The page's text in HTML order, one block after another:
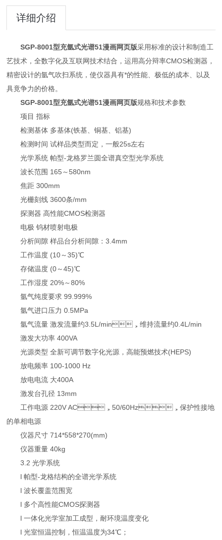
详细介绍
SGP-8001型充氩式光谱51漫画网页版采用标准的设计和制造工
艺技术，全数字化及互联网技术结合，运用高分辩率CMOS检测器，
精密设计的氩气吹扫系统，使仪器具有*的性能、极低的成本、以及
具竟争力的价格。
SGP-8001型充氩式光谱51漫画网页版规格和技术参数
项目 指标
检测基体 多基体(铁基、铜基、铝基)
检测时间 试样品类型而定，一般25s左右
光学系统 帕型-龙格罗兰圆全谱真空型光学系统
波长范围 165～580nm
焦距 300mm
光栅刻线 3600条/mm
探测器 高性能CMOS检测器
电极 钨材喷射电极
分析间隙 样品台分析间隙：3.4mm
工作温度 (10～35)℃
存储温度 (0～45)℃
工作湿度 20%～80%
氩气纯度要求 99.999%
氩气进口压力 0.5MPa
氩气流量 激发流量约3.5L/min，维持流量约0.4L/min
激发大功率 400VA
光源类型 全新可调节数字化光源，高能预燃技术(HEPS)
放电频率 100-1000 Hz
放电电流 大400A
激发台孔径 13mm
工作电源 220V AC，50/60Hz，保护性接地
的单相电源
仪器尺寸 714*558*270(mm)
仪器重量 40kg
3.2 光学系统
l 帕型-龙格结构的全谱光学系统
l 波长覆盖范围宽
l 多个高性能CMOS探测器
l 一体化光学室加工成型，耐环境温度变化
l 光室恒温控制，恒温温度为34℃；